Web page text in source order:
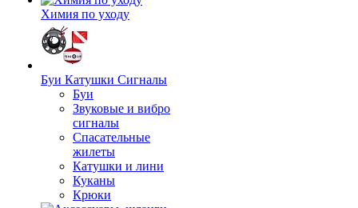
Химия по уходу
Буи Катушки Сигналы
Буи
Звуковые и вибро
сигналы
Спасательные
жилеты
Катушки и лини
Куканы
Крюки